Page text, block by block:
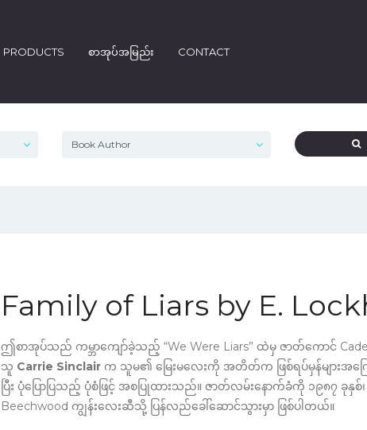
PRODUCTS စာအုပ်အမြည်း CONTACT
Family of Liars by E.
ဤစာအုပ်သည် ကမ္ဘာကျော်ခဲ့သည့် “We Were Liars” ထဲမှ ဇာတ်ကောင်
သူ Carrie Sinclairက သူမ၏ မြေးမလေးကို အတိတ်က ဖြစ်ရပ်မှန်များအကြ
ပြီး ပုံပြောပြသည့် ပုံစံဖြင့် အစပြုထားသည်။ ဇာတ်လမ်းနောက်ခံကို ၁၉၈၇ ခုနှစ်၊
Beechwood ကျွန်းလေးဆီသို့ ပြန်လည်ခေါ်ဆောင်သွားမှာ ဖြစ်ပါတယ်။